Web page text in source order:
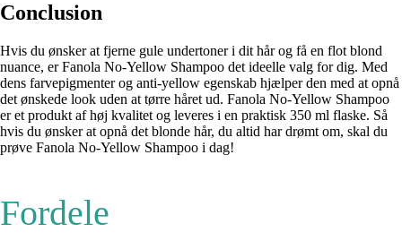
Conclusion
Hvis du ønsker at fjerne gule undertoner i dit hår og få en flot blond
nuance, er Fanola No-Yellow Shampoo det ideelle valg for dig. Med
dens farvepigmenter og anti-yellow egenskab hjælper den med at opnå
det ønskede look uden at tørre håret ud. Fanola No-Yellow Shampoo
er et produkt af høj kvalitet og leveres i en praktisk 350 ml flaske. Så
hvis du ønsker at opnå det blonde hår, du altid har drømt om, skal du
prøve Fanola No-Yellow Shampoo i dag!
Fordele